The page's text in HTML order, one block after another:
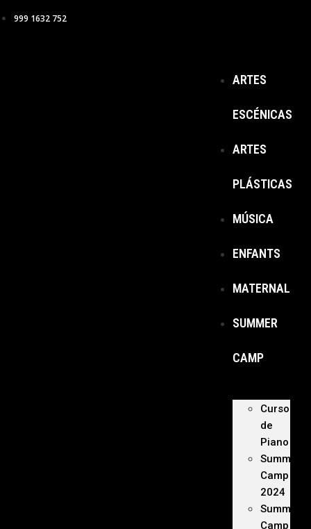
999 1632 752
ARTES
ESCÉNICAS
ARTES
PLÁSTICAS
MÚSICA
ENFANTS
MATERNAL
SUMMER
CAMP
Curso
de
Piano
Summer
Camp
2024
Summer
Camp